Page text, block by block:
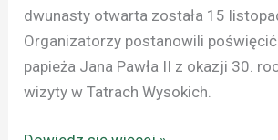
dwunasty otwarta została 15
Organizatorzy postanowili
papieża Jana Pawła II z okazji 30.
wizyty w Tatrach Wysokich.